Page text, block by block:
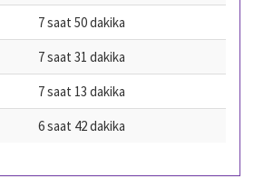
7 saat 50 dakika
7 saat 31 dakika
7 saat 13 dakika
6 saat 42 dakika